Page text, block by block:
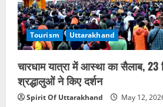
Tourism Uttarakhand
चारधाम यात्रा में आस्था का सैलाब, 23
श्रद्धालुओं ने किए दर्शन
Spirit Of Uttarakhand May 12,